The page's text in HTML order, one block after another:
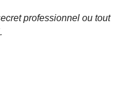
professionnel ou tout